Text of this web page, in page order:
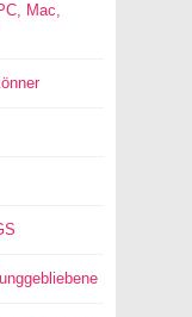
Mac,